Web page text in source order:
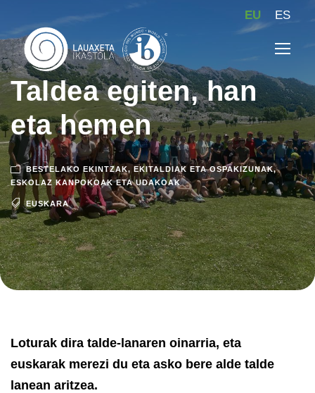
EU ES
Taldea egiten, han
eta hemen
BESTELAKO EKINTZAK, EKITALDIAK ETA OSPAKIZUNAK,
ESKOLAZ KANPOKOAK ETA UDAKOAK
EUSKARA
Loturak dira talde-lanaren oinarria, eta
euskarak merezi du eta asko bere alde talde
lanean aritzea.